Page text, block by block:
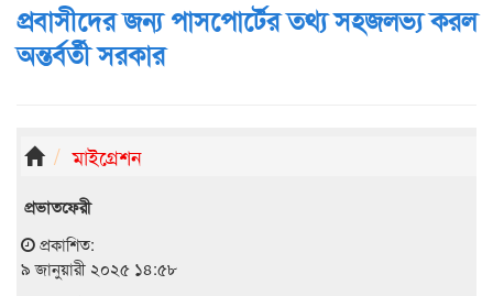
প্রবাসীদের জন্য পাসপোর্টের তথ্য সহজলভ্য করল
অন্তর্বর্তী সরকার
মাইগ্রেশন
প্রভাতফেরী
প্রকাশিত:
৯ জানুয়ারী ২০২৫ ১৪:৫৮